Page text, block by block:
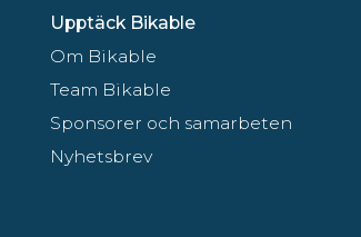
Upptäck Bikable
Om Bikable
Team Bikable
Sponsorer och samarbeten
Nyhetsbrev